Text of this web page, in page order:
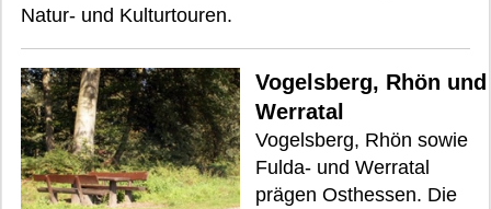
Natur- und Kulturtouren.
Vogelsberg, Rhön und
Werratal
Vogelsberg, Rhön sowie
Fulda- und Werratal
prägen Osthessen. Die